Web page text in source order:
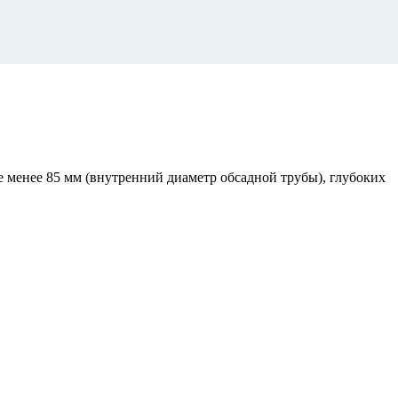
85 мм (внутренний диаметр обсадной трубы), глубоких